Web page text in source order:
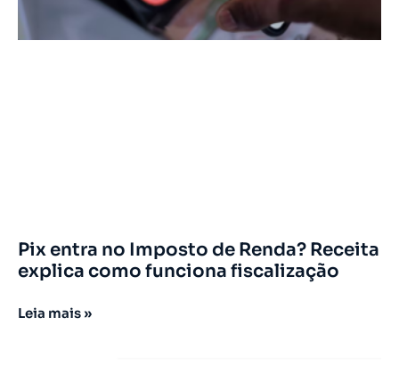
Pix entra no Imposto de Renda? Receita
explica como funciona fiscalização
Leia mais »